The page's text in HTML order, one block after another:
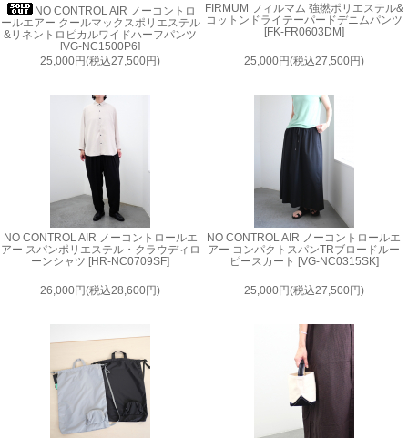
NO CONTROL AIR ノーコントロ
ールエアー クールマックスポリエステル
&リネントロピカルワイドハーフパンツ
[VG-NC1500P6]
25,000円(税込27,500円)
FIRMUM フィルマム 強撚ポリエステル&
コットンドライテーパードデニムパンツ
[FK-FR0603DM]
25,000円(税込27,500円)
NO CONTROL AIR ノーコントロールエ
アー スパンポリエステル・クラウディロ
ーンシャツ [HR-NC0709SF]
26,000円(税込28,600円)
NO CONTROL AIR ノーコントロールエ
アー コンパクトスパンTRブロードルー
ピースカート [VG-NC0315SK]
25,000円(税込27,500円)